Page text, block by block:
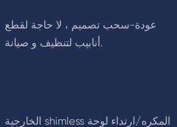
عودة-سحب تصميم ، لا حاجة لقطع
أنابيب لتنظيف و صيانة.
الخارجية shimless المكره/ارتداء لوحة